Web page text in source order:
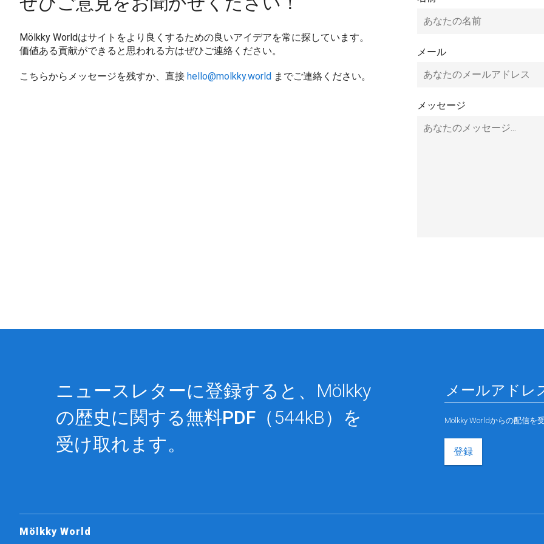
Mölkky Worldはサイトをより良くするための良いアイデアを常に探しています。
価値ある貢献ができると思われる方はぜひご連絡ください。
こちらからメッセージを残すか、直接 hello@molkky.world までご連絡ください。
メール
メッセージ
ニュースレターに登録すると、Mölkky
の歴史に関する無料PDF （544kB）を
受け取れます。
Mölkky Worldからの配信を
登録
Mölkky World